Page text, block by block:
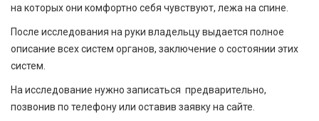
на которых они комфортно себя чувствуют, лежа на спине.
После исследования на руки владельцу выдается полное
описание всех систем органов, заключение о состоянии этих
систем.
На исследование нужно записаться предварительно,
позвонив по телефону или оставив заявку на сайте.